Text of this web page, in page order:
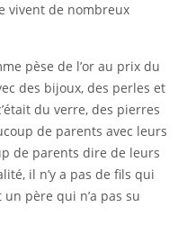
vivent de nombreux
pèse de l’or au prix du
des bijoux, des perles et
du verre, des pierres
de parents avec leurs
de parents dire de leurs
il n’y a pas de fils qui
père qui n’a pas su